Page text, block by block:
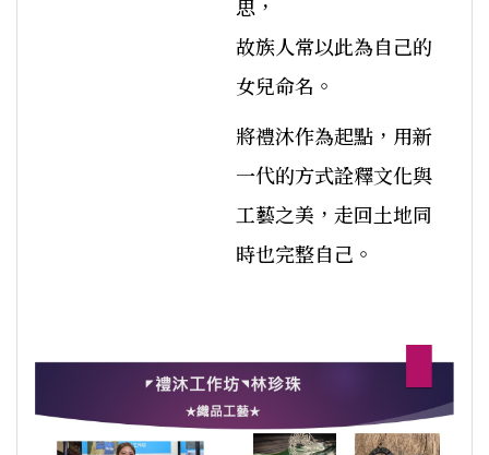
思，
故族人常以此為自己的
女兒命名。
將禮沐作為起點，用新
一代的方式詮釋文化與
工藝之美，走回土地同
時也完整自己。